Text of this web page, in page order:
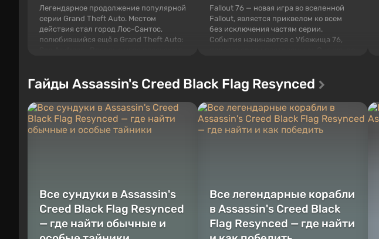
Легендарное продолжение популярной
серии Grand Theft Auto. Местом
действия стал город Лос-Сантос,
полюбившийся ещё в Grand Theft Auto:
которыми вы сможете переключаться в
любое время. Жанр и...
Fallout 76 — новая игра во вселенной
Fallout, является приквелом ко всем
без исключения частям серии.
События начинаются с Убежища 76,
как на Америку упадут ядерные бомбы.
Место действия Fallout...
Гайды Assassin's Creed Black Flag Resynced
Все сундуки в Assassin's
Creed Black Flag Resynced
— где найти обычные и
Все легендарные корабли
в Assassin's Creed Black
Flag Resynced — где найти